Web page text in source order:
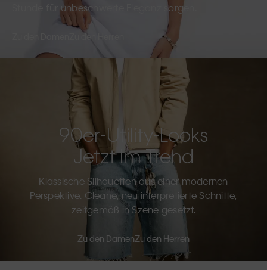
Stunde für unbeschwerte Eleganz sorgen.
Zu den Herren
90er-Utility-Looks
Jetzt Im Trend
Klassische Silhouetten aus einer modernen
Perspektive. Cleane, neu interpretierte Schnitte,
zeitgemäß in Szene gesetzt.
Zu den DamenZu den Herren